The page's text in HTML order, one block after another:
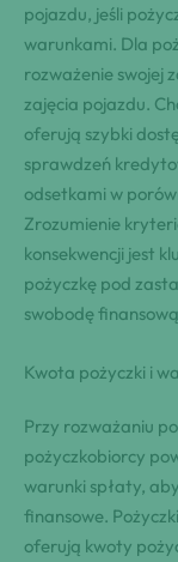
pojazdu, jeśli
warunkami. Dla
rozważenie swojej
zajęcia pojazdu.
oferują szybki
sprawdzeń
odsetkami w
Zrozumienie
konsekwencji jest
pożyczkę pod
swobodę
Kwota pożyczki i
Przy rozważaniu
pożyczkobiorcy
warunki spłaty,
finansowe.
oferują kwoty